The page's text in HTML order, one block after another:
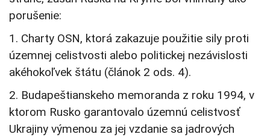
porušenie:
1. Charty OSN, ktorá zakazuje použitie sily proti
územnej celistvosti alebo politickej nezávislosti
akéhokoľvek štátu (článok 2 ods. 4).
2. Budapeštianskeho memoranda z roku 1994, v
ktorom Rusko garantovalo územnú celistvosť
Ukrajiny výmenou za jej vzdanie sa jadrových